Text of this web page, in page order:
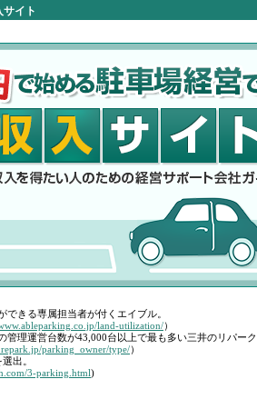
イト
きる専属担当者が付くエイブル。
land-utilization/）
理運営台数が43,000台以上で最も多い三井のリパーク
parking_owner/type/）
出。
3-parking.html)